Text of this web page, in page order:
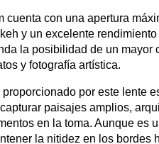
cuenta con una apertura
y un excelente
la posibilidad de un
y fotografía artística.
por este lente
paisajes amplios,
en la toma. Aunque es
la nitidez en los bordes